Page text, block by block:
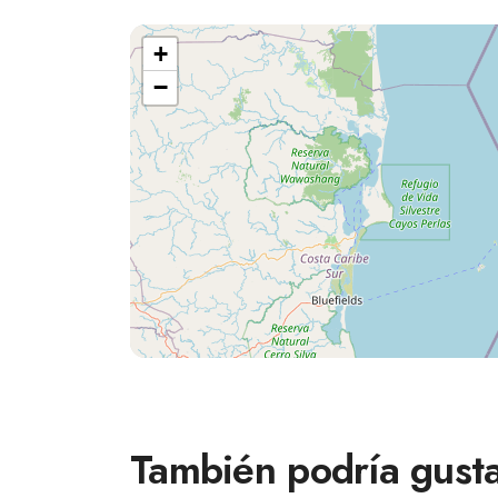
+
−
También podría